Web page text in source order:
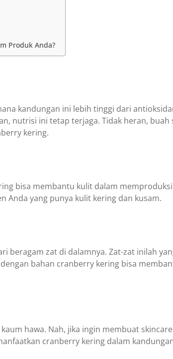
Produk Anda?
kandungan ini lebih tinggi dari
nutrisi ini tetap terjaga. Tidak heran,
kering.
bisa membantu kulit dalam
Anda yang punya kulit kering dan kusam.
beragam zat di dalamnya. Zat-zat inilah
bahan cranberry kering bisa
hawa. Nah, jika ingin membuat
cranberry kering dalam